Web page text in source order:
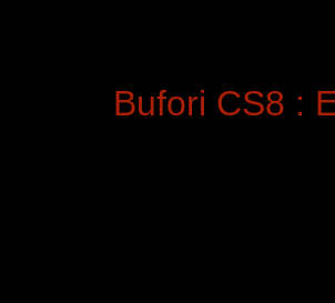
Bufori CS8 :